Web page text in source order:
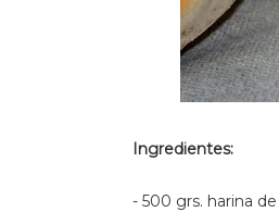
Ingredientes:
- 500 grs. harina